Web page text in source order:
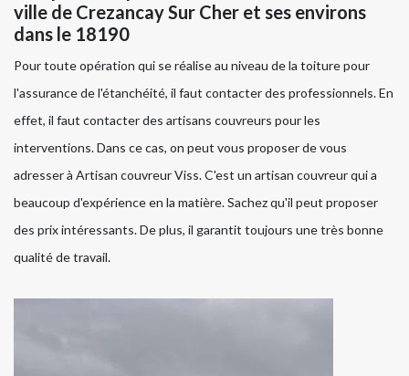
ville de Crezancay Sur Cher et ses environs
dans le 18190
Pour toute opération qui se réalise au niveau de la toiture pour
l'assurance de l'étanchéité, il faut contacter des professionnels. En
effet, il faut contacter des artisans couvreurs pour les
interventions. Dans ce cas, on peut vous proposer de vous
adresser à Artisan couvreur Viss. C'est un artisan couvreur qui a
beaucoup d'expérience en la matière. Sachez qu'il peut proposer
des prix intéressants. De plus, il garantit toujours une très bonne
qualité de travail.